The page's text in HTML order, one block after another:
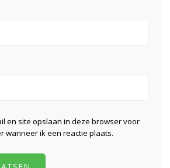
en site opslaan in deze browser voor
wanneer ik een reactie plaats.